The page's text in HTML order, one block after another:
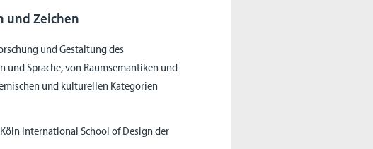
und Zeichen
und Gestaltung des
Sprache, von Raumsemantiken und
und kulturellen Kategorien
International School of Design der